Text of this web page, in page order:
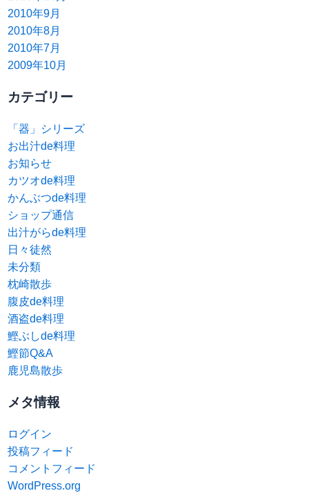
2010年9月
2010年8月
2010年7月
2009年10月
カテゴリー
「器」シリーズ
お出汁de料理
お知らせ
カツオde料理
かんぶつde料理
ショップ通信
出汁がらde料理
日々徒然
未分類
枕崎散歩
腹皮de料理
酒盗de料理
鰹ぶしde料理
鰹節Q&A
鹿児島散歩
メタ情報
ログイン
投稿フィード
コメントフィード
WordPress.org